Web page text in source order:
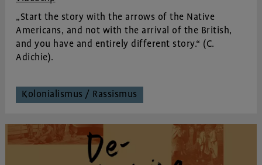
„Start the story with the arrows of the Native
Americans, and not with the arrival of the British,
and you have and entirely different story.“ (C.
Adichie).
Kolonialismus / Rassismus